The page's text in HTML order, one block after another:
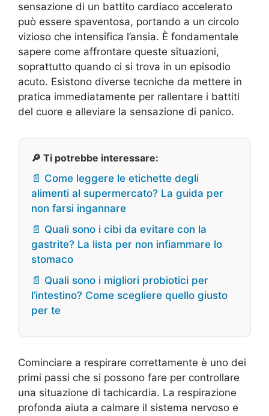
sensazione di un battito cardiaco accelerato
può essere spaventosa, portando a un circolo
vizioso che intensifica l’ansia. È fondamentale
sapere come affrontare queste situazioni,
soprattutto quando ci si trova in un episodio
acuto. Esistono diverse tecniche da mettere in
pratica immediatamente per rallentare i battiti
del cuore e alleviare la sensazione di panico.
🔎 Ti potrebbe interessare:
📄 Come leggere le etichette degli
alimenti al supermercato? La guida per
non farsi ingannare
📄 Quali sono i cibi da evitare con la
gastrite? La lista per non infiammare lo
stomaco
📄 Quali sono i migliori probiotici per
l’intestino? Come scegliere quello giusto
per te
Cominciare a respirare correttamente è uno dei
primi passi che si possono fare per controllare
una situazione di tachicardia. La respirazione
profonda aiuta a calmare il sistema nervoso e